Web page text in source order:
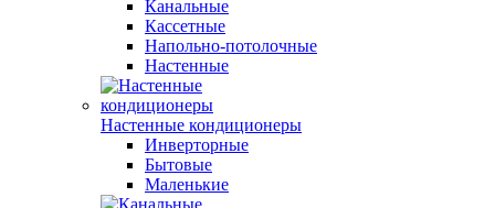
Канальные
Кассетные
Напольно-потолочные
Настенные
Настенные кондиционеры
Инверторные
Бытовые
Маленькие